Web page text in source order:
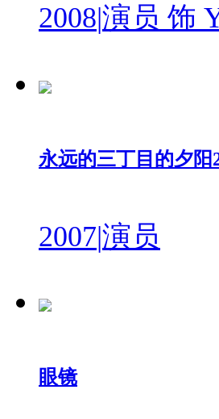
2008|演员 饰
永远的三丁目的夕阳
2007|演员
眼镜